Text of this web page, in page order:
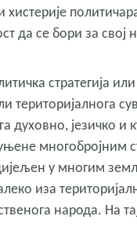
да се бори за
стратегија
територијалнога
духовно, језичко и
у многим
иза
народа. На